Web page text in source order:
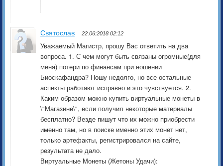
Святослав 22.06:2018 02:12
Уважаемый Магистр, прошу Вас ответить на два
вопроса. 1. С чем могут быть связаны огромные(для
меня) потери по финансам при ношении
Биоскафандра? Ношу недолго, но все остальные
аспекты работают исправно и это чувствуется. 2.
Каким образом можно купить виртуальные монеты в
\"Магазине\", если получил некоторые материалы
бесплатно? Везде пишут что их можно приобрести
именно там, но в поиске именно этих монет нет,
только артефакты, регистрировался на сайте,
результата не дало.
Виртуальные Монеты (Жетоны Удачи):